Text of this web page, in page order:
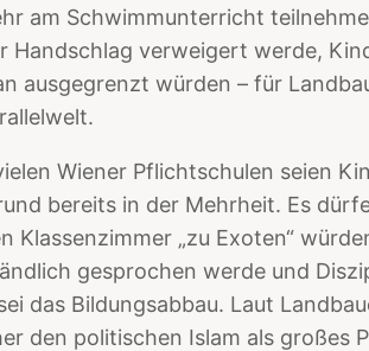
am Schwimmunterricht
Handschlag verweigert werde,
ausgegrenzt würden – für
Wiener Pflichtschulen seien
bereits in der Mehrheit. Es
Klassenzimmer „zu Exoten“
gesprochen werde und
das Bildungsabbau. Laut
den politischen Islam als großes